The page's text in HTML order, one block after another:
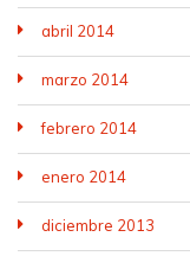
abril 2014
marzo 2014
febrero 2014
enero 2014
diciembre 2013